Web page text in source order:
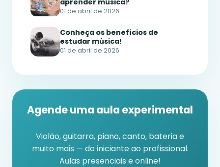
01 de abril de 2026
Conheça os benefícios de
estudar música!
01 de abril de 2026
Agende uma aula experimental
Violão, guitarra, piano, canto, bateria e
muito mais — do iniciante ao profissional.
Aulas presenciais e online!